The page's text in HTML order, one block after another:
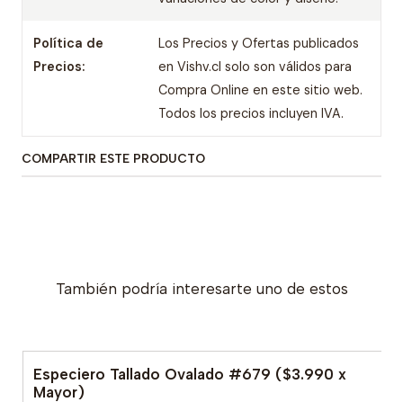
Política de
Precios:
Los Precios y Ofertas publicados
en Vishv.cl solo son válidos para
Compra Online en este sitio web.
Todos los precios incluyen IVA.
COMPARTIR ESTE PRODUCTO
También podría interesarte uno de estos
Especiero Tallado Ovalado #679 ($3.990 x
Mayor)